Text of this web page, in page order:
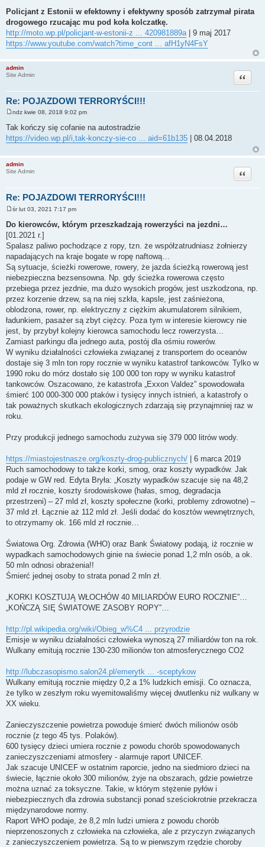
s
t
Policjant z Estonii w efektowny i efektywny sposób zatrzymał pirata
drogowego rzucając mu pod koła kolczatkę.
http://moto.wp.pl/policjant-w-estonii-z ... 420981889a | 9 maj 2017
https://www.youtube.com/watch?time_cont ... afH1yN4FsY
admin
Site Admin
Re: POJAZDOWI TERRORYŚCI!!!
Cytuj
o
s
t
ndz kwie 08, 2018 9:02 pm
Tak kończy się cofanie na autostradzie
https://video.wp.pl/i,tak-konczy-sie-co ... aid=61b135 | 08.04.2018
admin
Site Admin
Re: POJAZDOWI TERRORYŚCI!!!
Cytuj
s
t
śr lut 03, 2021 7:17 pm
Do kierowców, którym przeszkadzają rowerzyści na jezdni…
[01.2021 r.]
Spalasz paliwo pochodzące z ropy, tzn. że współzatrudniasz żołnierzy
napadających na kraje bogate w ropę naftową…
Są sytuacje, ścieżki rowerowe, rowery, że jazda ścieżką rowerową jest
niebezpieczna bezsensowna. Np. gdy ścieżka rowerowa często
przebiega przez jezdnie, ma dużo wysokich progów, jest uszkodzona, np.
przez korzenie drzew, są na niej szkła, kapsle, jest zaśnieżona,
oblodzona, rower, np. elektryczny z ciężkim akumulatorem silnikiem,
ładunkiem, pasażer są zbyt ciężcy. Poza tym w interesie kierowcy nie
jest, by przybył kolejny kierowca samochodu lecz rowerzysta…
Zamiast parkingu dla jednego auta, postój dla ośmiu rowerów.
W wyniku działalności człowieka związanej z transportem do oceanów
dostaje się 3 mln ton ropy rocznie w wyniku katastrof tankowców. Tylko w
1990 roku do mórz dostało się 100 000 ton ropy w wyniku katastrof
tankowców. Oszacowano, że katastrofa „Exxon Valdez” spowodowała
śmierć 100 000-300 000 ptaków i tysięcy innych istnień, a katastrofy o
tak poważnych skutkach ekologicznych zdarzają się przynajmniej raz w
roku.
Przy produkcji jednego samochodu zużywa się 379 000 litrów wody.
https://miastojestnasze.org/koszty-drog-publicznych/ | 6 marca 2019
Ruch samochodowy to także korki, smog, oraz koszty wypadków. Jak
podaje w GW red. Edyta Bryła: „Koszty wypadków szacuje się na 48,2
mld zł rocznie, koszty środowiskowe (hałas, smog, degradacja
przestrzeni) – 27 mld zł, koszty społeczne (korki, problemy zdrowotne) –
37 mld zł. Łącznie aż 112 mld zł. Jeśli dodać do kosztów wewnętrznych,
to otrzymamy ok. 166 mld zł rocznie…
Światowa Org. Zdrowia (WHO) oraz Bank Światowy podają, iż rocznie w
wypadkach samochodowych ginie na świecie ponad 1,2 mln osób, a ok.
50 mln odnosi obrażenia!!
Śmierć jednej osoby to strata ponad 2 mln zł.
„KORKI KOSZTUJĄ WŁOCHÓW 40 MILIARDÓW EURO ROCZNIE”…
„KOŃCZĄ SIĘ ŚWIATOWE ZASOBY ROPY”…
http://pl.wikipedia.org/wiki/Obieg_w%C4 ... przyrodzie
Emisje w wyniku działalności człowieka wynoszą 27 miliardów ton na rok.
Wulkany emitują rocznie 130-230 milionów ton atmosferycznego CO2
http://lubczasopismo.salon24.pl/emerytk ... -sceptykow
Wulkany emitują rocznie między 0,2 a 1% ludzkich emisji. Co oznacza,
że tylko w zeszłym roku wyemitowaliśmy więcej dwutlenku niż wulkany w
XX wieku.
Zanieczyszczenie powietrza powoduje śmierć dwóch milionów osób
rocznie (z tego 45 tys. Polaków).
600 tysięcy dzieci umiera rocznie z powodu chorób spowodowanych
zanieczyszczeniami atmosfery - alarmuje raport UNICEF.
Jak szacuje UNICEF w ostatnim raporcie, jedno na siedmioro dzieci na
świecie, łącznie około 300 milionów, żyje na obszarach, gdzie powietrze
można uznać za toksyczne. Takie, w którym stężenie pyłów i
niebezpiecznych dla zdrowia substancji ponad sześciokrotnie przekracza
międzynarodowe normy.
Raport WHO podaje, że 8,2 mln ludzi umiera z powodu chorób
nieprzenoszonych z człowieka na człowieka, ale z przyczyn związanych
z zanieczyszczeniem powietrza. Są to w pierwszym rzędzie choroby